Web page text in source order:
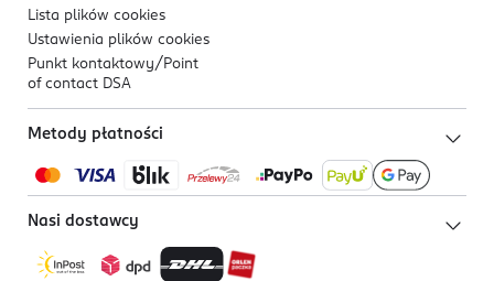
Lista plików cookies
Ustawienia plików cookies
Punkt kontaktowy/ Point
of contact DSA
Metody płatności
Nasi dostawcy